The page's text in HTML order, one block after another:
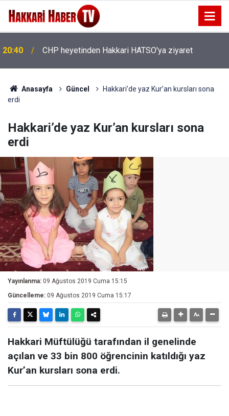
20:36 İhtiyaç Sahibi Engellilere umut olan bağış
Anasayfa Güncel
Hakkari’de yaz Kur’an kursları sona
erdi
Hakkari’de yaz Kur’an kursları sona
erdi
Yayınlanma: 09 Ağustos 2019 Cuma 15:15
Güncelleme: 09 Ağustos 2019 Cuma 15:17
Hakkari Müftülüğü tarafından il genelinde
açılan ve 33 bin 800 öğrencinin katıldığı yaz
Kur’an kursları sona erdi.